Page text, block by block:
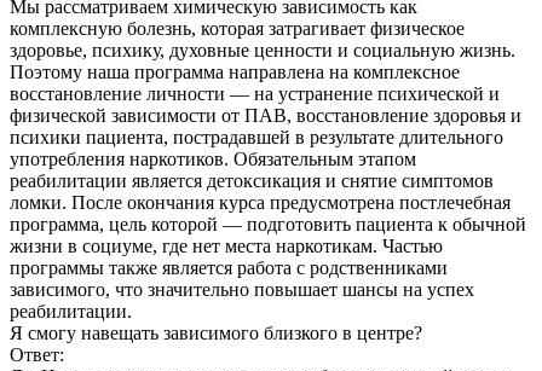
Мы рассматриваем химическую зависимость как
комплексную болезнь, которая затрагивает физическое
здоровье, психику, духовные ценности и социальную жизнь.
Поэтому наша программа направлена на комплексное
восстановление личности — на устранение психической и
физической зависимости от ПАВ, восстановление здоровья и
психики пациента, пострадавшей в результате длительного
употребления наркотиков. Обязательным этапом
реабилитации является детоксикация и снятие симптомов
ломки. После окончания курса предусмотрена постлечебная
программа, цель которой — подготовить пациента к обычной
жизни в социуме, где нет места наркотикам. Частью
программы также является работа с родственниками
зависимого, что значительно повышает шансы на успех
реабилитации.
Я смогу навещать зависимого близкого в центре?
Ответ: